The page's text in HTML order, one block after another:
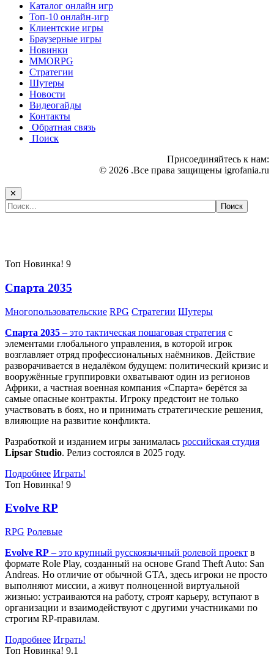
Каталог онлайн игр
Топ-10 онлайн-игр
Клиентские игры
Браузерные игры
Новинки
MMORPG
Стратегии
Шутеры
Новости
Видеогайды
Контакты
Обратная связь
Поиск
Присоединяйтесь к нам:
© 2026 .Все права защищены igrofania.ru
✕
Топ Новинка! 9
Спарта 2035
Многопользовательские RPG Стратегии Шутеры
Спарта 2035 – это тактическая пошаговая стратегия с
элементами глобального управления, в которой игрок
возглавляет отряд профессиональных наёмников. Действие
разворачивается в недалёком будущем: политический кризис и
вооружённые группировки охватывают один из регионов
Африки, а частная военная компания «Спарта» берётся за
самые опасные контракты. Игроку предстоит не только
участвовать в боях, но и принимать стратегические решения,
влияющие на развитие конфликта.
Разработкой и изданием игры занималась российская студия
Lipsar Studio. Релиз состоялся в 2025 году.
Подробнее Играть!
Топ Новинка! 9
Evolve RP
RPG Ролевые
Evolve RP – это крупный русскоязычный ролевой проект в
формате Role Play, созданный на основе Grand Theft Auto: San
Andreas. Но отличие от обычной GTA, здесь игроки не просто
выполняют миссии, а живут полноценной виртуальной
жизнью: устраиваются на работу, строят карьеру, вступают в
организации и взаимодействуют с другими участниками по
строгим RP-правилам.
Подробнее Играть!
Топ Новинка! 9.1